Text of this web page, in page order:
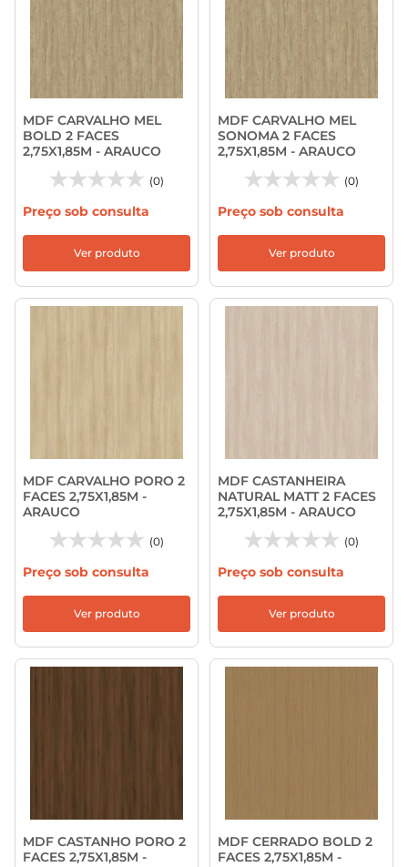
MDF CARVALHO MEL
BOLD 2 FACES
2,75X1,85M - ARAUCO
(0)
Preço sob consulta
Ver produto
MDF CARVALHO MEL
SONOMA 2 FACES
2,75X1,85M - ARAUCO
(0)
Preço sob consulta
Ver produto
MDF CARVALHO PORO 2
FACES 2,75X1,85M -
ARAUCO
(0)
Preço sob consulta
Ver produto
MDF CASTANHEIRA
NATURAL MATT 2 FACES
2,75X1,85M - ARAUCO
(0)
Preço sob consulta
Ver produto
MDF CASTANHO PORO 2
FACES 2,75X1,85M -
MDF CERRADO BOLD 2
FACES 2,75X1,85M -